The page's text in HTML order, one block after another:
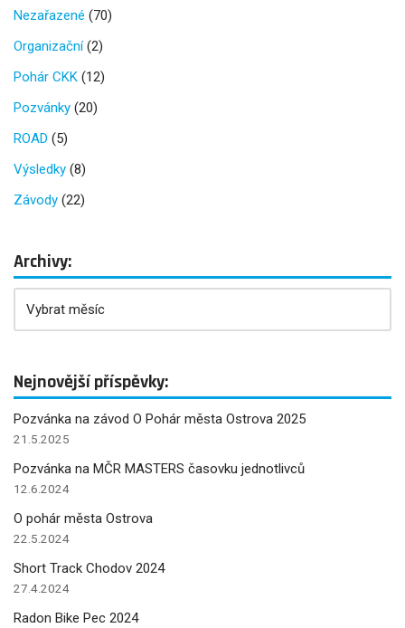
Nezařazené (70)
Organizační(2)
Pohár CKK (12)
Pozvánky (20)
ROAD (5)
Výsledky (8)
Závody (22)
Archivy:
Nejnovější příspěvky:
Pozvánka na závod O Pohár města Ostrova 2025
21.5.2025
Pozvánka na MČR MASTERS časovku jednotlivců
12.6.2024
O pohár města Ostrova
22.5.2024
Short Track Chodov 2024
27.4.2024
Radon Bike Pec 2024